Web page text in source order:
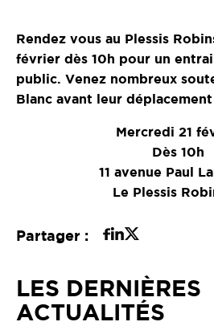
Rendez vous au Plessis
février dès 10h pour un
public. Venez nombreux
Blanc avant leur déplacement
Mercredi 21
Dès 10h
11 avenue Paul
Le Plessis
Partager :
LES DERNIÈRES
ACTUALITÉS